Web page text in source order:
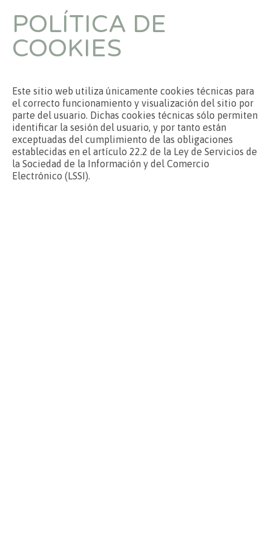
POLÍTICA DE
COOKIES
Este sitio web utiliza únicamente cookies técnicas para
el correcto funcionamiento y visualización del sitio por
parte del usuario. Dichas cookies técnicas sólo permiten
identificar la sesión del usuario, y por tanto están
exceptuadas del cumplimiento de las obligaciones
establecidas en el artículo 22.2 de la Ley de Servicios de
la Sociedad de la Información y del Comercio
Electrónico (LSSI).